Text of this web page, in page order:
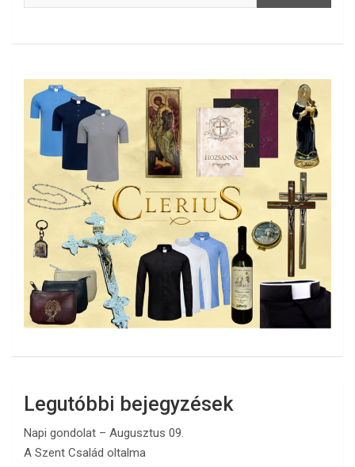
Legutóbbi bejegyzések
Napi gondolat – Augusztus 09.
A Szent Család oltalma